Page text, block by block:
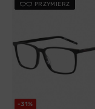
PRZYMIERZ
-31%